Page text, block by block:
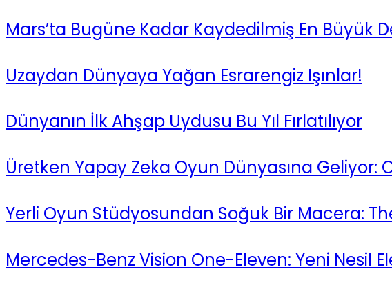
Mars’ta Bugüne Kadar Kaydedilmiş En Büyük
Uzaydan Dünyaya Yağan Esrarengiz Işınlar!
Dünyanın İlk Ahşap Uydusu Bu Yıl Fırlatılıyor
Üretken Yapay Zeka Oyun Dünyasına Geliyor:
Yerli Oyun Stüdyosundan Soğuk Bir Macera:
Mercedes-Benz Vision One-Eleven: Yeni Nesil